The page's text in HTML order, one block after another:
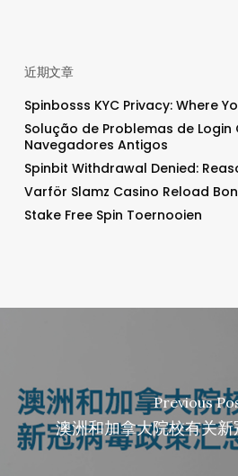
近期文章
Spinbosss KYC Privacy: Where
Solução de Problemas de Login
Navegadores Antigos
Spinbit Withdrawal Denied:
Varför Slamz Casino Reload
Stake Free Spin Toernooien
Previous
澳洲和加拿大院校有关